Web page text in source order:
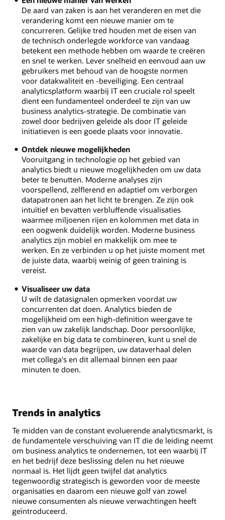
De aard van zaken is aan het veranderen en met die
verandering komt een nieuwe manier om te
concurreren. Gelijke tred houden met de eisen van
de technisch onderlegde workforce van vandaag
betekent een methode hebben om waarde te creëren
en snel te werken. Lever snelheid en eenvoud aan uw
gebruikers met behoud van de hoogste normen
voor datakwaliteit en -beveiliging. Een centraal
analyticsplatform waarbij IT een cruciale rol speelt
dient een fundamenteel onderdeel te zijn van uw
business analytics-strategie. De combinatie van
zowel door bedrijven geleide als door IT geleide
initiatieven is een goede plaats voor innovatie.
Ontdek nieuwe mogelijkheden
Vooruitgang in technologie op het gebied van
analytics biedt u nieuwe mogelijkheden om uw data
beter te benutten. Moderne analyses zijn
voorspellend, zelflerend en adaptief om verborgen
datapatronen aan het licht te brengen. Ze zijn ook
intuïtief en bevatten verbluffende visualisaties
waarmee miljoenen rijen en kolommen met data in
een oogwenk duidelijk worden. Moderne business
analytics zijn mobiel en makkelijk om mee te
werken. En ze verbinden u op het juiste moment met
de juiste data, waarbij weinig of geen training is
vereist.
Visualiseer uw data
U wilt de datasignalen opmerken voordat uw
concurrenten dat doen. Analytics bieden de
mogelijkheid om een high-definition weergave te
zien van uw zakelijk landschap. Door persoonlijke,
zakelijke en big data te combineren, kunt u snel de
waarde van data begrijpen, uw dataverhaal delen
met collega's en dit allemaal binnen een paar
minuten te doen.
Trends in analytics
Te midden van de constant evoluerende analyticsmarkt, is
de fundamentele verschuiving van IT die de leiding neemt
om business analytics te ondernemen, tot een waarbij IT
en het bedrijf deze beslissing delen nu het nieuwe
normaal is. Het lijdt geen twijfel dat analytics
tegenwoordig strategisch is geworden voor de meeste
organisaties en daarom een nieuwe golf van zowel
nieuwe consumenten als nieuwe verwachtingen heeft
geïntroduceerd.